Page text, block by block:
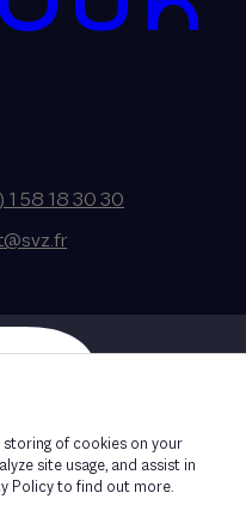
1 58 18 30 30
Bonhomme
storing of cookies on your
site usage, and assist in
Policy to find out more.